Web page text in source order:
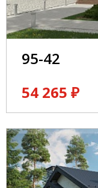
95-42
54 265 ₽